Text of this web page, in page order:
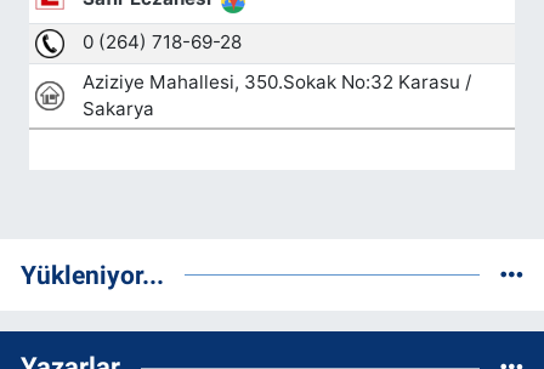
Yükleniyor...